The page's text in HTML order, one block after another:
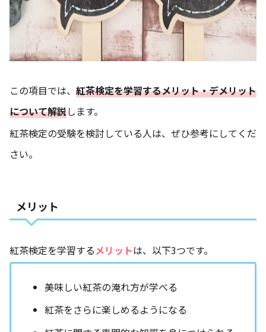
この項目では、 紅茶検定を学習するメリット・デメリット
について解説します。
紅茶検定の受験を検討している人は、ぜひ参考にしてくだ
さい。
メリット
紅茶検定を学習するメリットは、以下3つです。
美味しい紅茶の淹れ方が学べる
紅茶をさらに楽しめるようになる